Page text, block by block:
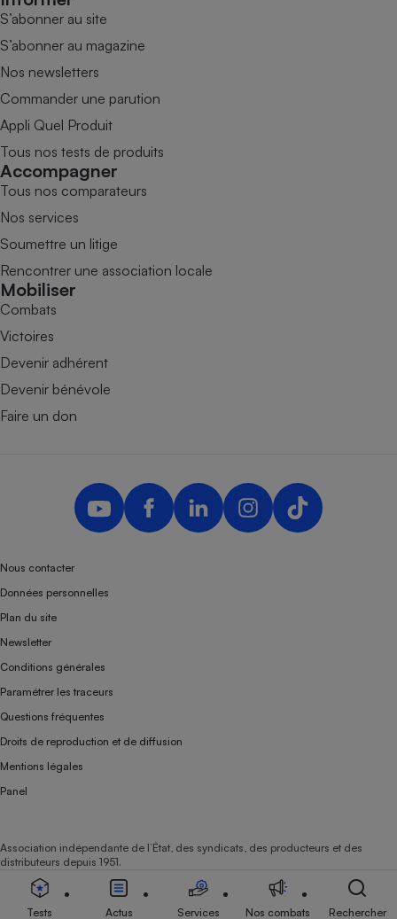
S’abonner au site
S’abonner au magazine
Nos newsletters
Commander une parution
Appli Quel Produit
Tous nos tests de produits
Accompagner
Tous nos comparateurs
Nos services
Soumettre un litige
Rencontrer une association locale
Mobiliser
Combats
Victoires
Devenir adhérent
Devenir bénévole
Faire un don
Nous contacter
Données personnelles
Plan du site
Newsletter
Conditions générales
Paramétrer les traceurs
Questions fréquentes
Droits de reproduction et de diffusion
Mentions légales
Panel
Association indépendante de l’État, des syndicats, des producteurs et des
distributeurs depuis 1951.
Tests Actus Services Nos combats Rechercher